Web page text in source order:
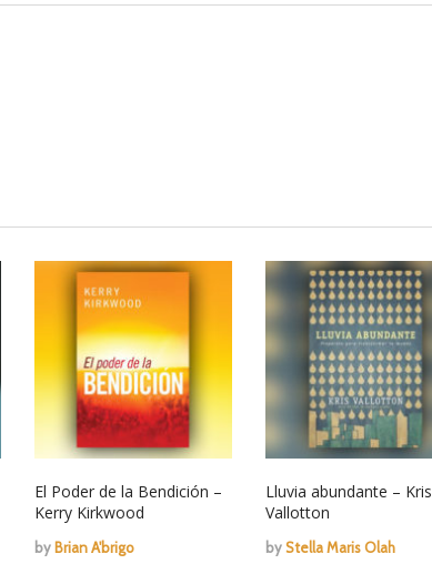
El Poder de la Bendición –
Kerry Kirkwood
by Brian A'brigo
Lluvia abundante – Kris
Vallotton
byStella Maris Olah